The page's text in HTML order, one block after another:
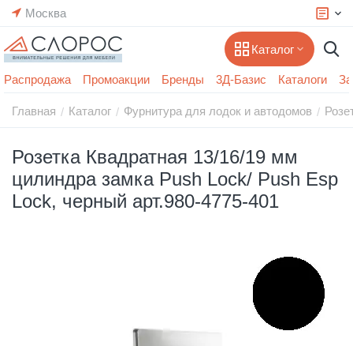
Москва
Каталог
Распродажа Промоакции Бренды 3Д-Базис Каталоги
Главная / Каталог / Фурнитура для лодок и автодомов /
Розетка Квадратная 13/16/19 мм
цилиндра замка Push Lock/ Push Esp
Lock, черный арт.980-4775-401